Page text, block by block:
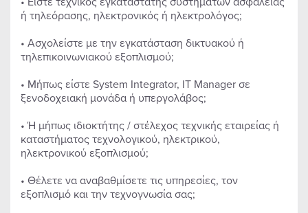
ή τηλεόρασης, ηλεκτρονικός ή ηλεκτρολόγος;
• Ασχολείστε με την εγκατάσταση δικτυακού ή
τηλεπικοινωνιακού εξοπλισμού;
• Μήπως είστε System Integrator, IT Manager σε
ξενοδοχειακή μονάδα ή υπεργολάβος;
• Ή μήπως ιδιοκτήτης / στέλεχος τεχνικής εταιρείας ή
καταστήματος τεχνολογικού, ηλεκτρικού,
ηλεκτρονικού εξοπλισμού;
• Θέλετε να αναβαθμίσετε τις υπηρεσίες, τον
εξοπλισμό και την τεχνογνωσία σας;